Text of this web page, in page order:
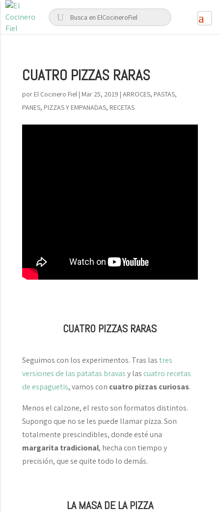
CUATRO PIZZAS RARAS
por El Cocinero Fiel| Mar 25, 2019 | ARROCES, PASTAS,
PANES, PIZZAS Y EMPANADAS, RECETAS
CUATRO PIZZAS RARAS
Seguimos con los experimentos. Tras lastres
versiones de las patatas bravasy las cuatro recetas
de espaguetis, vamos con cuatro pizzas curiosas.
Menos el calzone, el resto son formatos distintos.
Supongo que no se les puede llamar pizza. Son
totalmente prescindibles, donde esté una
margarita tradicional, hecha con tiempo y
precisión, que se quite todo lo demás.
LA MASA DE LA PIZZA